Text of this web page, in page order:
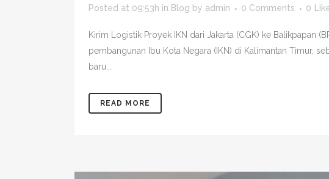
Posted at 09:53h in Blog by admin 0 Comments 0
Kirim Logistik Proyek IKN dari Jakarta (CGK) ke Balikpapan
pembangunan Ibu Kota Negara (IKN) di Kalimantan Timur,
baru...
READ MORE